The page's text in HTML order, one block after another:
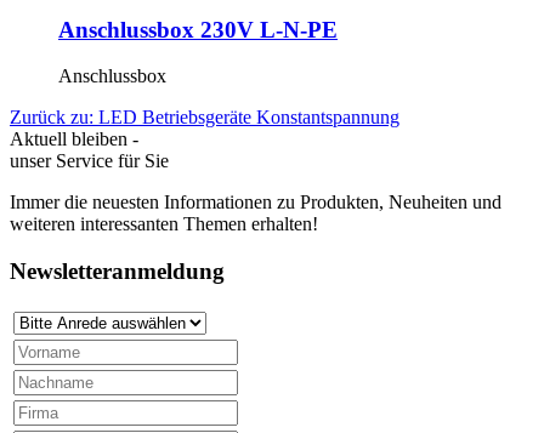
Anschlussbox 230V L-N-PE
Anschlussbox
Zurück zu: LED Betriebsgeräte Konstantspannung
Aktuell bleiben -
unser Service für Sie
Immer die neuesten Informationen zu Produkten, Neuheiten und
weiteren interessanten Themen erhalten!
Newsletteranmeldung